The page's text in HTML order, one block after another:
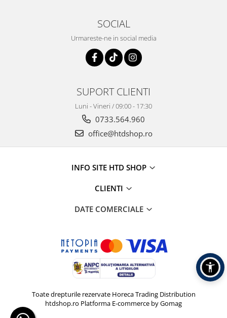
SOCIAL
Urmareste-ne in social media
SUPORT CLIENTI
Luni - Vineri / 09:00 - 17:30
0733.564.960
office@htdshop.ro
INFO SITE HTD SHOP
CLIENTI
DATE COMERCIALE
Toate drepturile rezervate Horeca Trading Distribution
htdshop.ro Platforma E-commerce by Gomag